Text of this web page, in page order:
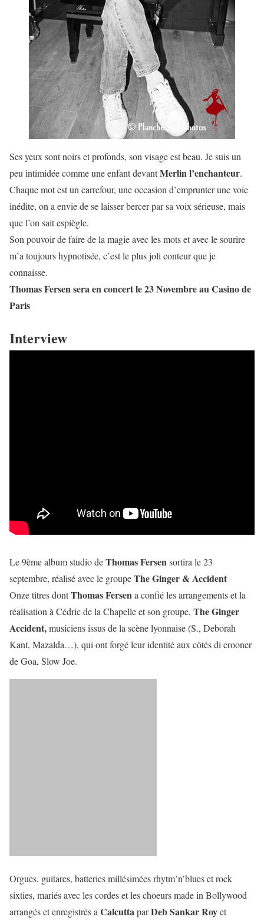
Ses yeux sont noirs et profonds, son visage est beau. Je suis un
peu intimidée comme une enfant devantMerlin l’enchanteur.
Chaque mot est un carrefour, une occasion d’emprunter une voie
inédite, on a envie de se laisser bercer par sa voix sérieuse, mais
que l’on sait espiègle.
Son pouvoir de faire de la magie avec les mots et avec le sourire
m’a toujours hypnotisée, c’est le plus joli conteur que je
connaisse.
Thomas Fersen sera en concert le 23 Novembre au Casino de
Paris
Interview
Le 9ème album studio deThomas Fersensortira le 23
septembre, réalisé avec le groupeThe Ginger & Accident
Onze titres dontThomas Fersena confié les arrangements et la
réalisation à Cédric de la Chapelle et son groupe, The Ginger
Accident,musiciens issus de la scène lyonnaise (S., Deborah
Kant, Mazalda…), qui ont forgé leur identité aux côtés di crooner
de Goa, Slow Joe.
Orgues, guitares, batteries millésimées rhytm’n’blues et rock
sixties, mariés avec les cordes et les choeurs made in Bollywood
arrangés et enregistrés a CalcuttaparDeb Sankar Royet